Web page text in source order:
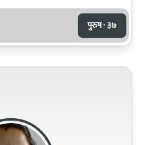
पुरुष · ३७